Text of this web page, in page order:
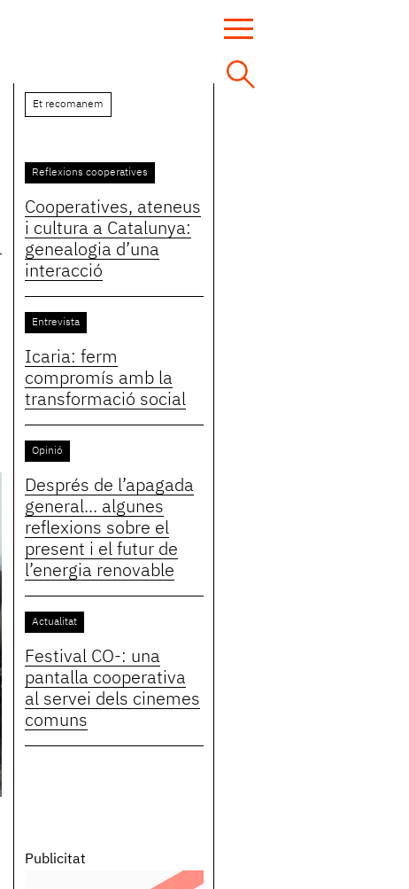
Et recomanem
Reflexions cooperatives
Cooperatives, ateneus
i cultura a Catalunya:
genealogia d’una
interacció
Entrevista
Icaria: ferm
compromís amb la
transformació social
Opinió
Després de l’apagada
general... algunes
reflexions sobre el
present i el futur de
l’energia renovable
Actualitat
Festival CO-: una
pantalla cooperativa
al servei dels cinemes
comuns
Publicitat